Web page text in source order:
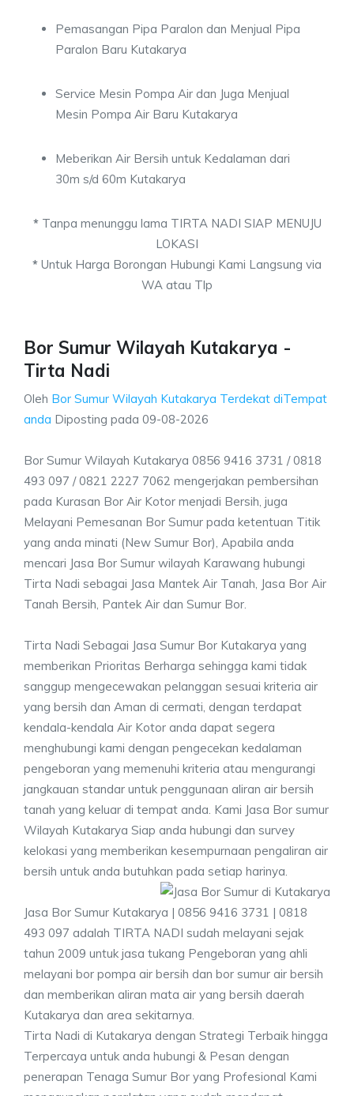
Pemasangan Pipa Paralon dan Menjual Pipa
Paralon Baru Kutakarya
Service Mesin Pompa Air dan Juga Menjual
Mesin Pompa Air Baru Kutakarya
Meberikan Air Bersih untuk Kedalaman dari
30m s/d 60m Kutakarya
*Tanpa menunggu lama TIRTA NADI SIAP MENUJU
LOKASI
* Untuk Harga Borongan Hubungi Kami Langsung via
WA atau Tlp
Bor Sumur Wilayah Kutakarya -
Tirta Nadi
Oleh Bor Sumur Wilayah Kutakarya Terdekat diTempat
anda Diposting pada 09-08-2026
Bor Sumur Wilayah Kutakarya 0856 9416 3731 / 0818
493 097 / 0821 2227 7062 mengerjakan pembersihan
pada Kurasan Bor Air Kotor menjadi Bersih, juga
Melayani Pemesanan Bor Sumur pada ketentuan Titik
yang anda minati (New Sumur Bor), Apabila anda
mencari Jasa Bor Sumur wilayah Karawang hubungi
Tirta Nadi sebagai Jasa Mantek Air Tanah, Jasa Bor Air
Tanah Bersih, Pantek Air dan Sumur Bor.
Tirta Nadi Sebagai Jasa Sumur Bor Kutakarya yang
memberikan Prioritas Berharga sehingga kami tidak
sanggup mengecewakan pelanggan sesuai kriteria air
yang bersih dan Aman di cermati, dengan terdapat
kendala-kendala Air Kotor anda dapat segera
menghubungi kami dengan pengecekan kedalaman
pengeboran yang memenuhi kriteria atau mengurangi
jangkauan standar untuk penggunaan aliran air bersih
tanah yang keluar di tempat anda. Kami Jasa Bor sumur
Wilayah Kutakarya Siap anda hubungi dan survey
kelokasi yang memberikan kesempurnaan pengaliran air
bersih untuk anda butuhkan pada setiap harinya.
Jasa Bor Sumur Kutakarya | 0856 9416 3731 | 0818
493 097 adalah TIRTA NADI sudah melayani sejak
tahun 2009 untuk jasa tukang Pengeboran yang ahli
melayani bor pompa air bersih dan bor sumur air bersih
dan memberikan aliran mata air yang bersih daerah
Kutakarya dan area sekitarnya.
Tirta Nadi di Kutakarya dengan Strategi Terbaik hingga
Terpercaya untuk anda hubungi & Pesan dengan
penerapan Tenaga Sumur Bor yang Profesional Kami